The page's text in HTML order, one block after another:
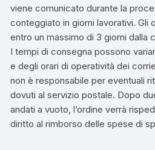
viene comunicato durante la
conteggiato in giorni lavorativi. Gli
entro un massimo di 3 giorni dalla
I tempi di consegna possono
e degli orari di operatività dei
non è responsabile per eventuali
dovuti al servizio postale. Dopo
andati a vuoto, l’ordine verrà
diritto al rimborso delle spese di